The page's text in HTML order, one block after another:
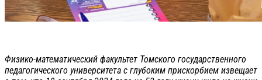
Физико-математический факультет Томского государственного
педагогического университета с глубоким прискорбием извещает